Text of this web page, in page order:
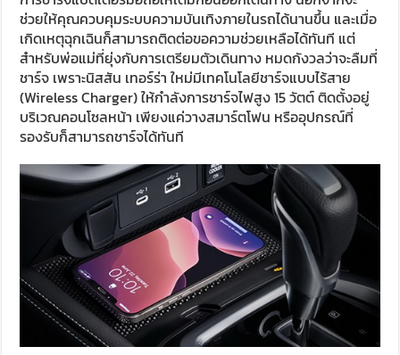
ช่วยให้คุณควบคุมระบบความบันเทิงภายในรถได้นานขึ้น และเมื่อ
เกิดเหตุฉุกเฉินก็สามารถติดต่อขอความช่วยเหลือได้ทันที แต่
สำหรับพ่อแม่ที่ยุ่งกับการเตรียมตัวเดินทาง หมดกังวลว่าจะลืมที่
ชาร์จ เพราะนิสสัน เทอร์ร่า ใหม่มีเทคโนโลยีชาร์จแบบไร้สาย
(Wireless Charger) ให้กำลังการชาร์จไฟสูง 15 วัตต์ ติดตั้งอยู่
บริเวณคอนโซลหน้า เพียงแค่วางสมาร์ตโฟน หรืออุปกรณ์ที่
รองรับก็สามารถชาร์จได้ทันที